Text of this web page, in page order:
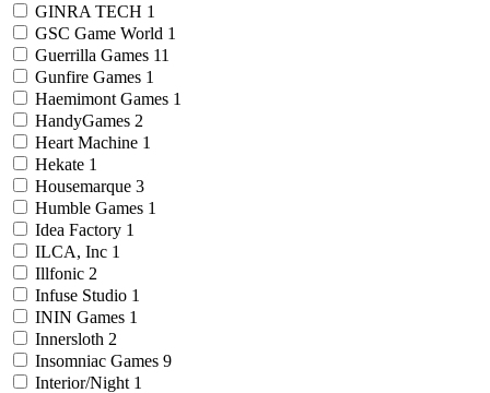
GINRA TECH 1
GSC Game World 1
Guerrilla Games 11
Gunfire Games 1
Haemimont Games 1
HandyGames 2
Heart Machine 1
Hekate 1
Housemarque 3
Humble Games 1
Idea Factory 1
ILCA, Inc 1
Illfonic 2
Infuse Studio 1
ININ Games 1
Innersloth 2
Insomniac Games 9
Interior/Night 1